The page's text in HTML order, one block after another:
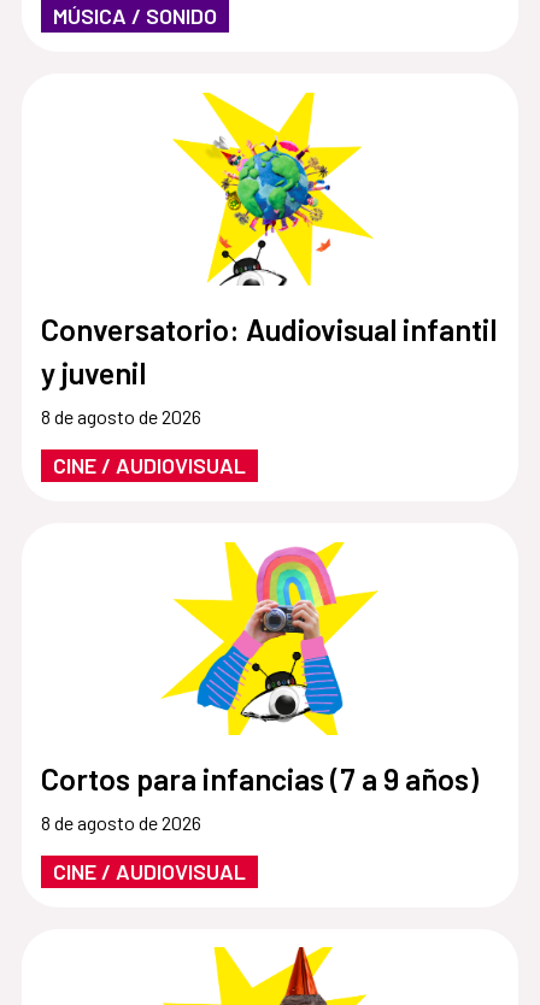
MÚSICA / SONIDO
Conversatorio: Audiovisual infantil
y juvenil
8 de agosto de 2026
CINE / AUDIOVISUAL
Cortos para infancias (7 a 9 años)
8 de agosto de 2026
CINE / AUDIOVISUAL